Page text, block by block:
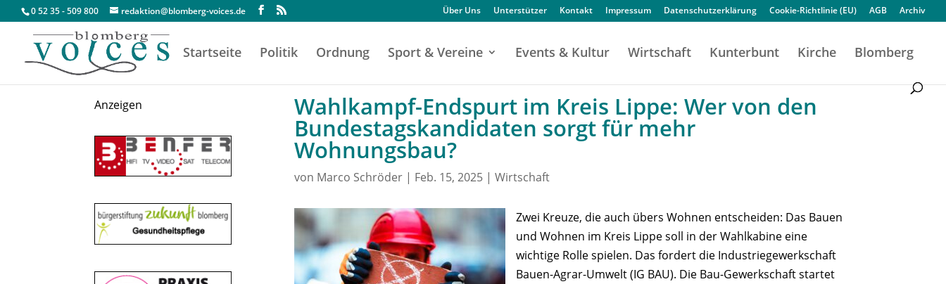
0 52 35 - 509 800 redaktion@blomberg-voices.de Über Uns Unterstützer Kontakt Impressum Datenschutzerklärung Cookie-Richtlinie (EU) AGB Archiv
Startseite Politik Ordnung Sport & Vereine Events & Kultur Wirtschaft Kunterbunt Kirche Blomberg
Anzeigen Wahlkampf-Endspurt im Kreis Lippe: Wer von den
Bundestagskandidaten sorgt für mehr
Wohnungsbau?
von Marco Schröder| Feb. 15, 2025| Wirtschaft
Zwei Kreuze, die auch übers Wohnen entscheiden: Das Bauen
und Wohnen im Kreis Lippe soll in der Wahlkabine eine
wichtige Rolle spielen. Das fordert die Industriegewerkschaft
Bauen-Agrar-Umwelt (IG BAU). Die Bau-Gewerkschaft startet